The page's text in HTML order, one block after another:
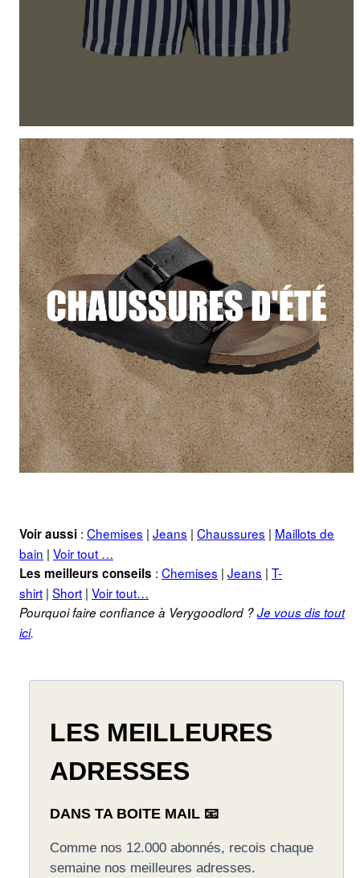
Voir aussi : Chemises | Jeans | Chaussures | Maillots de
bain | Voir tout …
Les meilleurs conseils : Chemises | Jeans | T-
shirt | Short | Voir tout…
Pourquoi faire confiance à Verygoodlord ?Je vous dis tout
ici.
LES MEILLEURES
ADRESSES
DANS TA BOITE MAIL 📧
Comme nos 12.000 abonnés, recois chaque
semaine nos meilleures adresses.